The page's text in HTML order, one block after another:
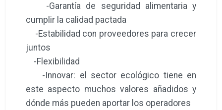
-Garantía de seguridad alimentaria y
cumplir la calidad pactada
-Estabilidad con proveedores para crecer
juntos
-Flexibilidad
-Innovar: el sector ecológico tiene en
este aspecto muchos valores añadidos y
dónde más pueden aportar los operadores